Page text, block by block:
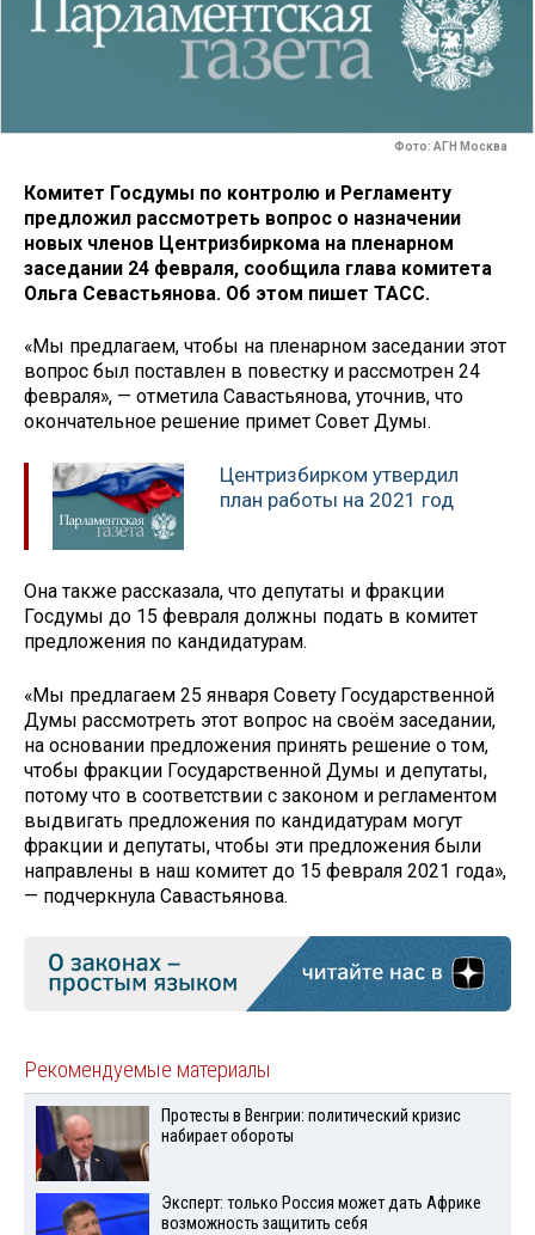
Фото: АГН Москва
Комитет Госдумы по контролю и Регламенту
предложил рассмотреть вопрос о назначении
новых членов Центризбиркома на пленарном
заседании 24 февраля, сообщила глава комитета
Ольга Севастьянова. Об этом пишет ТАСС.
«Мы предлагаем, чтобы на пленарном заседании этот
вопрос был поставлен в повестку и рассмотрен 24
февраля», — отметила Савастьянова, уточнив, что
окончательное решение примет Совет Думы.
Центризбирком утвердил
план работы на 2021 год
Она также рассказала, что депутаты и фракции
Госдумы до 15 февраля должны подать в комитет
предложения по кандидатурам.
«Мы предлагаем 25 января Совету Государственной
Думы рассмотреть этот вопрос на своём заседании,
на основании предложения принять решение о том,
чтобы фракции Государственной Думы и депутаты,
потому что в соответствии с законом и регламентом
выдвигать предложения по кандидатурам могут
фракции и депутаты, чтобы эти предложения были
направлены в наш комитет до 15 февраля 2021 года»,
— подчеркнула Савастьянова.
Рекомендуемые материалы
Протесты в Венгрии: политический кризис
набирает обороты
Эксперт: только Россия может дать Африке
возможность защитить себя